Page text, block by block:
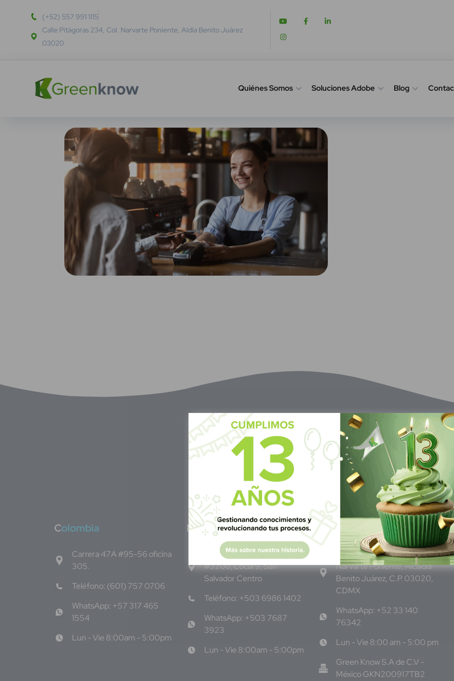
(+52) 557 991 1115
Calle Pitágoras 234, Col. Narvarte Poniente, Aldía Benito Juárez
03020
Quiénes Somos Soluciones Adobe Blog
Colombia
Carrera 47A #95-56 oficina
305.
Teléfono: (601) 757 0706
WhatsApp: +57 317 465
1554
Lun - Vie 8:00am - 5:00pm
El Salvador
1ro Cll Pte, y 61 Av Nte,
#3206, Local 9, San
Salvador Centro
Teléfono: +503 6986 1402
WhatsApp: +503 7687
3923
Lun - Vie 8:00am - 5:00pm
México
Calle Pitágoras 234, Col.
Narvarte Poniente, Alcaldía
Benito Juárez, C.P. 03020,
CDMX
WhatsApp: +52 33 140
76342
Lun - Vie 8:00 am - 5:00 pm
Green Know S.A de C.V -
México GKN200917TB2